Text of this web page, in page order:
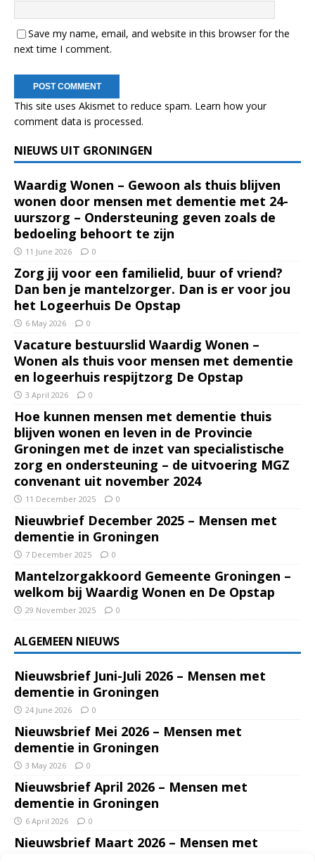
Save my name, email, and website in this browser for the
next time I comment.
This site uses Akismet to reduce spam. Learn how your
comment data is processed.
NIEUWS UIT GRONINGEN
Waardig Wonen – Gewoon als thuis blijven
wonen door mensen met dementie met 24-
uurszorg – Ondersteuning geven zoals de
bedoeling behoort te zijn
11 June 2026 0
Zorg jij voor een familielid, buur of vriend?
Dan ben je mantelzorger. Dan is er voor jou
het Logeerhuis De Opstap
6 May 2026 0
Vacature bestuurslid Waardig Wonen –
Wonen als thuis voor mensen met dementie
en logeerhuis respijtzorg De Opstap
3 April 2026 0
Hoe kunnen mensen met dementie thuis
blijven wonen en leven in de Provincie
Groningen met de inzet van specialistische
zorg en ondersteuning – de uitvoering MGZ
convenant uit november 2024
11 December 2025 0
Nieuwbrief December 2025 – Mensen met
dementie in Groningen
7 December 2025 0
Mantelzorgakkoord Gemeente Groningen –
welkom bij Waardig Wonen en De Opstap
29 November 2025 0
ALGEMEEN NIEUWS
Nieuwsbrief Juni-Juli 2026 – Mensen met
dementie in Groningen
24 June 2026 0
Nieuwsbrief Mei 2026 – Mensen met
dementie in Groningen
3 May 2026 0
Nieuwsbrief April 2026 – Mensen met
dementie in Groningen
6 April 2026 0
Nieuwsbrief Maart 2026 – Mensen met